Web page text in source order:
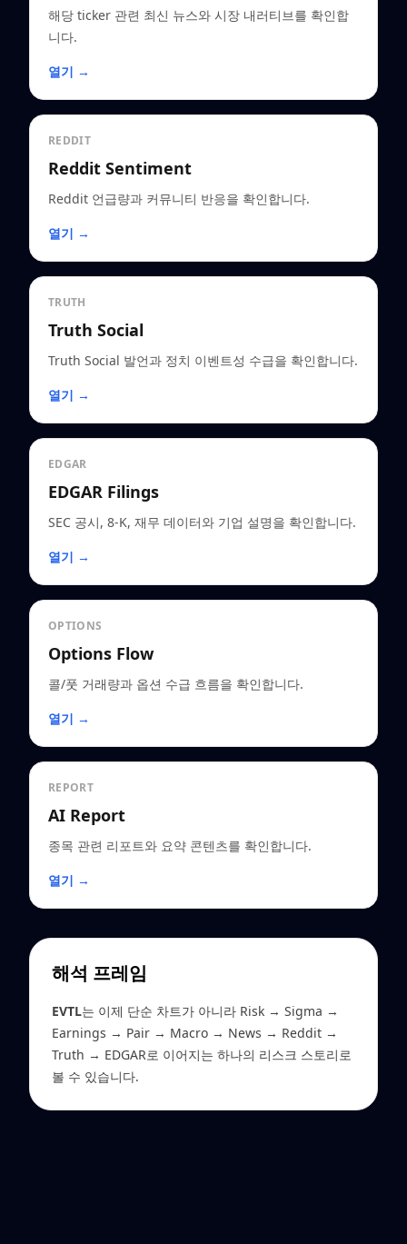
해당 ticker 관련 최신 뉴스와 시장 내러티브를 확인합
니다.
열기 →
REDDIT
Reddit Sentiment
Reddit 언급량과 커뮤니티 반응을 확인합니다.
열기 →
TRUTH
Truth Social
Truth Social 발언과 정치 이벤트성 수급을 확인합니다.
열기 →
EDGAR
EDGAR Filings
SEC 공시, 8-K, 재무 데이터와 기업 설명을 확인합니다.
열기 →
OPTIONS
Options Flow
콜/풋 거래량과 옵션 수급 흐름을 확인합니다.
열기 →
REPORT
AI Report
종목 관련 리포트와 요약 콘텐츠를 확인합니다.
열기 →
해석 프레임
EVTL는 이제 단순 차트가 아니라 Risk → Sigma →
Earnings → Pair → Macro → News → Reddit →
Truth → EDGAR로 이어지는 하나의 리스크 스토리로
볼 수 있습니다.